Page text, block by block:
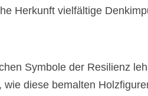
Herkunft vielfältige
Symbole der Resilienz
diese bemalten